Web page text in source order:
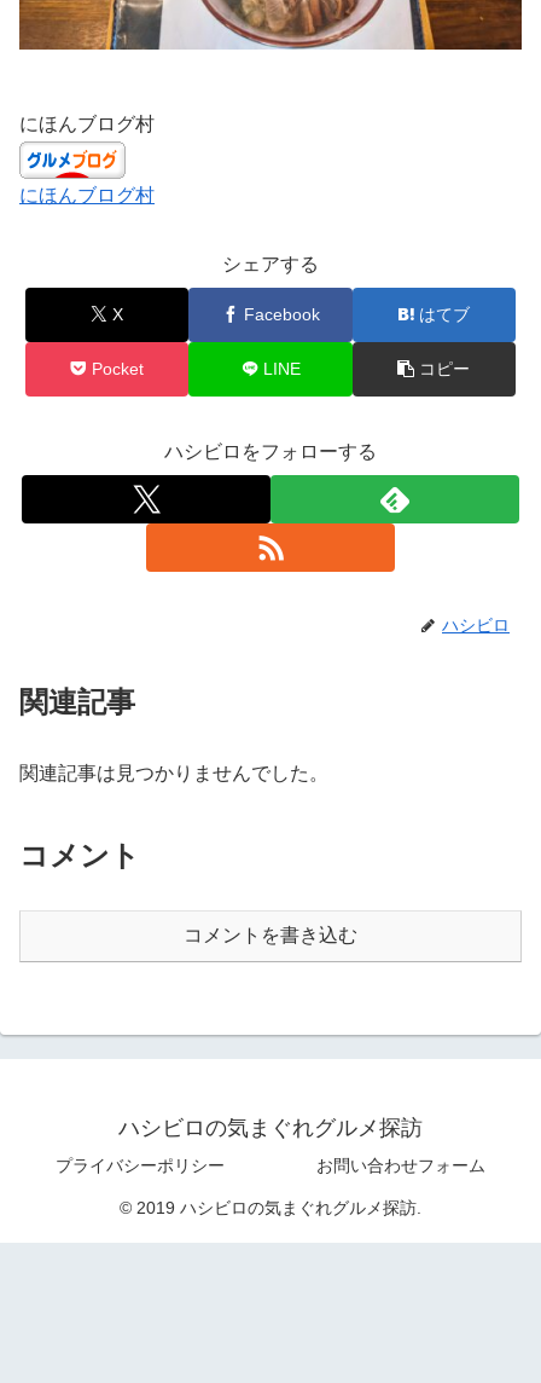
にほんブログ村
にほんブログ村
シェアする
X Facebook はてブ
Pocket LINE コピー
ハシビロをフォローする
ハシビロ
関連記事
関連記事は見つかりませんでした。
コメント
コメントを書き込む
ハシビロの気まぐれグルメ探訪
プライバシーポリシー お問い合わせフォーム
© 2019 ハシビロの気まぐれグルメ探訪.